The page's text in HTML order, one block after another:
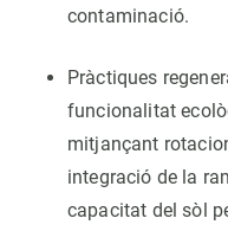
contaminació.
Pràctiques
funcionalitat
mitjançant
integració de la
capacitat del sòl